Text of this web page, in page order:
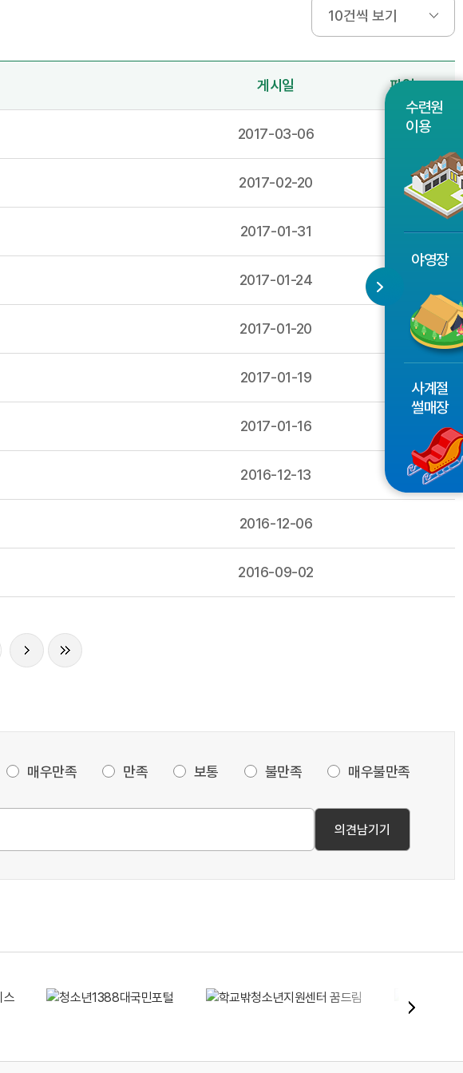
수련원
이용
야영장
사계절
썰매장
게시일 파일
2017-03-06
2017-02-20
2017-01-31
2017-01-24
2017-01-20
2017-01-19
2017-01-16
2016-12-13
2016-12-06
2016-09-02
매우만족 만족 보통 불만족 매우불만족